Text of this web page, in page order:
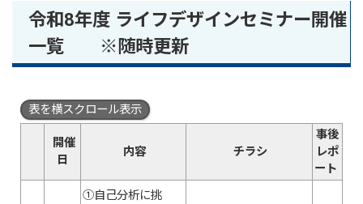
令和8年度 ライフデザインセミナー開催
一覧 ※随時更新
表を横スクロール表示
開催
日
内容 チラシ
事後
レポ
ート
①自己分析に挑